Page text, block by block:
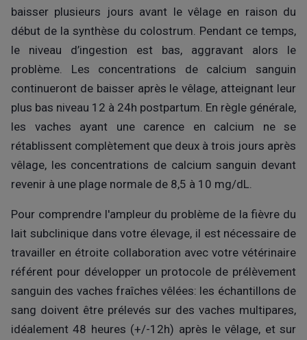
baisser plusieurs jours avant le vêlage en raison du
début de la synthèse du colostrum. Pendant ce temps,
le niveau d’ingestion est bas, aggravant alors le
problème. Les concentrations de calcium sanguin
continueront de baisser après le vêlage, atteignant leur
plus bas niveau 12 à 24h postpartum. En règle générale,
les vaches ayant une carence en calcium ne se
rétablissent complètement que deux à trois jours après
vêlage, les concentrations de calcium sanguin devant
revenir à une plage normale de 8,5 à 10 mg/dL.
Pour comprendre l'ampleur du problème de la fièvre du
lait subclinique dans votre élevage, il est nécessaire de
travailler en étroite collaboration avec votre vétérinaire
référent pour développer un protocole de prélèvement
sanguin des vaches fraîches vêlées: les échantillons de
sang doivent être prélevés sur des vaches multipares,
idéalement 48 heures (+/-12h) après le vêlage, et sur